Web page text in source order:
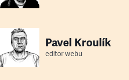
Pavel Kroulík
editor webu